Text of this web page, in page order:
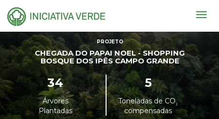
PROJETO
CHEGADA DO PAPAI NOEL - SHOPPING
BOSQUE DOS IPÊS CAMPO GRANDE
34
Árvores
Plantadas
5
Toneladas de CO²
compensadas